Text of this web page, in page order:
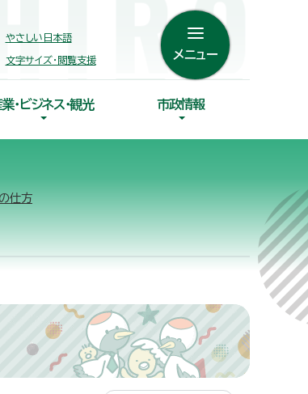
やさしい日本語
文字サイズ・閲覧支援 メニュー
・ビジネス・観光 市政情報
仕方